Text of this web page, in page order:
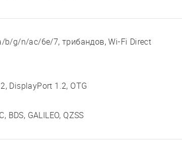
b/g/n/ac/6e/7, трибандов, Wi-Fi Direct
DisplayPort 1.2, OTG
BDS, GALILEO, QZSS